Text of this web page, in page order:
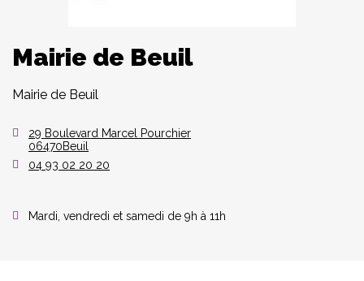
Mairie de Beuil
Mairie de Beuil
29 Boulevard Marcel Pourchier
06470Beuil
04 93 02 20 20
Mardi, vendredi et samedi de 9h à 11h